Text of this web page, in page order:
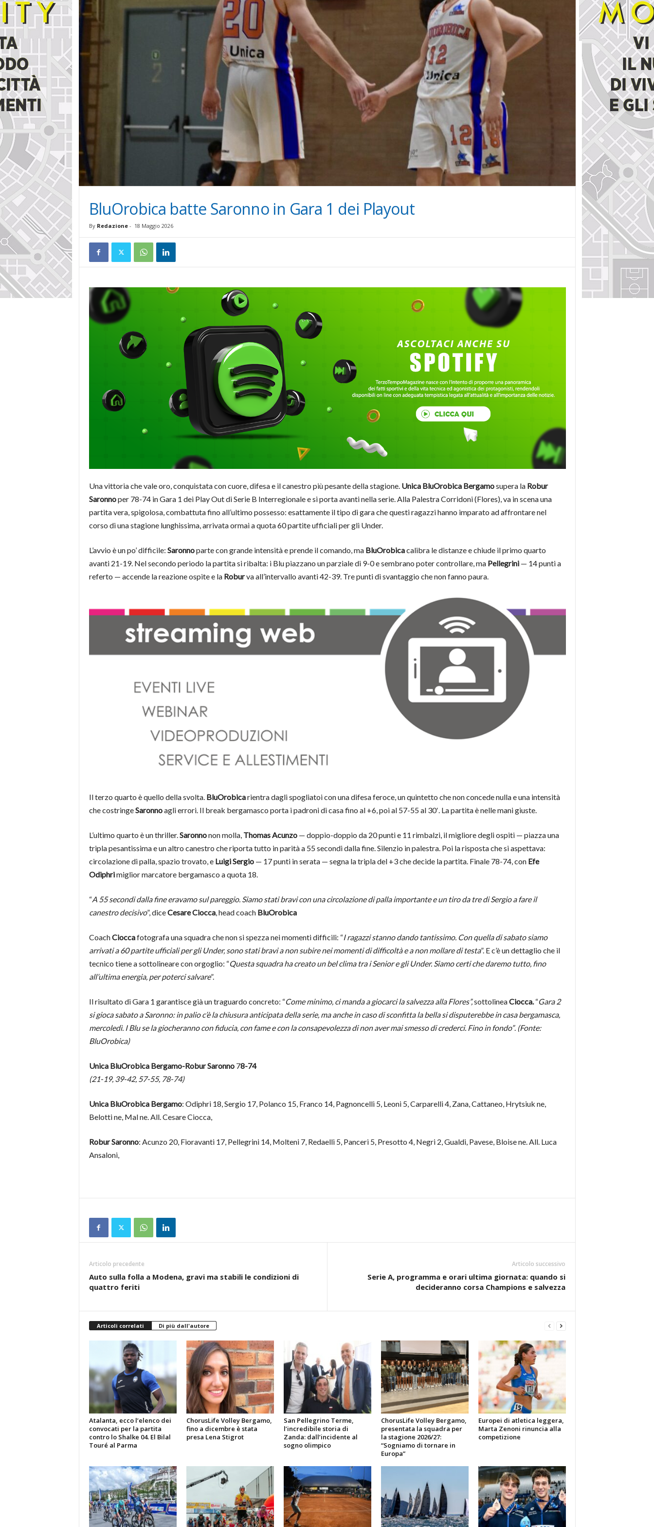
n
BluOrobica batte Saronno in Gara 1 dei Playout
By Redazione- 18 Maggio 2026
Una vittoria che vale oro, conquistata con cuore, difesa e il canestro più pesante della stagione. Unica BluOrobica Bergamosupera la Robur
Saronnoper 78-74 in Gara 1 dei Play Out di Serie B Interregionale e si porta avanti nella serie. Alla Palestra Corridoni (Flores), va in scena una
partita vera, spigolosa, combattuta fino all’ultimo possesso: esattamente il tipo di gara che questi ragazzi hanno imparato ad affrontare nel
corso di una stagione lunghissima, arrivata ormai a quota 60 partite ufficiali per gli Under.
L’avvio è un po’ difficile: Saronnoparte con grande intensità e prende il comando, ma BluOrobicacalibra le distanze e chiude il primo quarto
avanti 21-19. Nel secondo periodo la partita si ribalta: i Blu piazzano un parziale di 9-0 e sembrano poter controllare, ma Pellegrini— 14 punti a
referto — accende la reazione ospite e la Roburva all’intervallo avanti 42-39. Tre punti di svantaggio che non fanno paura.
Il terzo quarto è quello della svolta. BluOrobicarientra dagli spogliatoi con una difesa feroce, un quintetto che non concede nulla e una intensità
che costringeSaronnoagli errori. Il break bergamasco porta i padroni di casa fino al +6, poi al 57-55 al 30′. La partita è nelle mani giuste.
L’ultimo quarto è un thriller.Saronnonon molla, Thomas Acunzo— doppio-doppio da 20 punti e 11 rimbalzi, il migliore degli ospiti — piazza una
tripla pesantissima e un altro canestro che riporta tutto in parità a 55 secondi dalla fine. Silenzio in palestra. Poi la risposta che si aspettava:
circolazione di palla, spazio trovato, e Luigi Sergio— 17 punti in serata — segna la tripla del +3 che decide la partita. Finale 78-74, con Efe
Odiphrimiglior marcatore bergamasco a quota 18.
“A 55 secondi dalla fine eravamo sul pareggio. Siamo stati bravi con una circolazione di palla importante e un tiro da tre di Sergio a fare il
canestro decisivo”, diceCesare Ciocca, head coach BluOrobica
CoachCioccafotografa una squadra che non si spezza nei momenti difficili: “I ragazzi stanno dando tantissimo. Con quella di sabato siamo
arrivati a 60 partite ufficiali per gli Under, sono stati bravi a non subire nei momenti di difficoltà e a non mollare di testa”. E c’è un dettaglio che il
tecnico tiene a sottolineare con orgoglio: “Questa squadra ha creato un bel clima tra i Senior e gli Under. Siamo certi che daremo tutto, fino
all’ultima energia, per poterci salvare”.
Il risultato di Gara 1 garantisce già un traguardo concreto: “Come minimo, ci manda a giocarci la salvezza alla Flores”,sottolineaCiocca.“Gara 2
si gioca sabato a Saronno: in palio c’è la chiusura anticipata della serie, ma anche in caso di sconfitta la bella si disputerebbe in casa bergamasca,
mercoledì. I Blu se la giocheranno con fiducia, con fame e con la consapevolezza di non aver mai smesso di crederci. Fino in fondo”. (Fonte:
BluOrobica)
Unica BluOrobica Bergamo-Robur Saronno78-74
(21-19, 39-42, 57-55, 78-74)
Unica BluOrobica Bergamo: Odiphri 18, Sergio 17, Polanco 15, Franco 14, Pagnoncelli 5, Leoni 5, Carparelli 4, Zana, Cattaneo, Hrytsiuk ne,
Belotti ne, Mal ne. All. Cesare Ciocca,
Robur Saronno: Acunzo 20, Fioravanti 17, Pellegrini 14, Molteni 7, Redaelli 5, Panceri 5, Presotto 4, Negri 2, Gualdi, Pavese, Bloise ne. All. Luca
Ansaloni,
Articolo precedente
Auto sulla folla a Modena, gravi ma stabili le condizioni di
quattro feriti
Articolo successivo
Serie A, programma e orari ultima giornata: quando si
decideranno corsa Champions e salvezza
Articoli correlati Di più dall'autore
Atalanta, ecco l’elenco dei
convocati per la partita
contro lo Shalke 04. El Bilal
Touré al Parma
ChorusLife Volley Bergamo,
fino a dicembre è stata
presa Lena Stigrot
San Pellegrino Terme,
l’incredibile storia di
Zanda: dall’incidente al
sogno olimpico
ChorusLife Volley Bergamo,
presentata la squadra per
la stagione 2026/27:
“Sogniamo di tornare in
Europa”
Europei di atletica leggera,
Marta Zenoni rinuncia alla
competizione